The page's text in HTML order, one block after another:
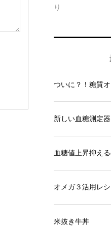
り
ついに？！糖質
新しい血糖測定器
血糖値上昇抑え
オメガ３活用レ
米抜き牛丼